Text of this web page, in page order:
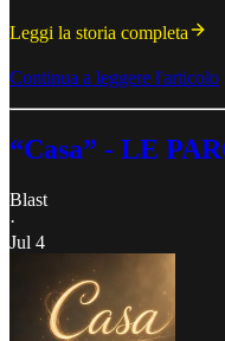
Leggi la storia completa
Continua a leggere l'articolo
“Casa” - LE
Blast
·
Jul 4